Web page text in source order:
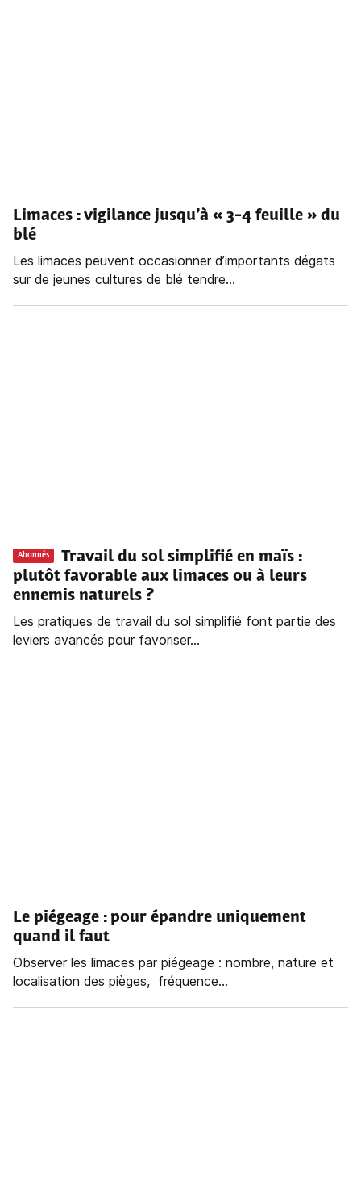
Limaces : vigilance jusqu’à « 3-4 feuille » du
blé
Les limaces peuvent occasionner d’importants dégats
sur de jeunes cultures de blé tendre...
Abonnés
Travail du sol simplifié en maïs :
plutôt favorable aux limaces ou à leurs
ennemis naturels ?
Les pratiques de travail du sol simplifié font partie des
leviers avancés pour favoriser...
Le piégeage : pour épandre uniquement
quand il faut
Observer les limaces par piégeage : nombre, nature et
localisation des pièges, fréquence...